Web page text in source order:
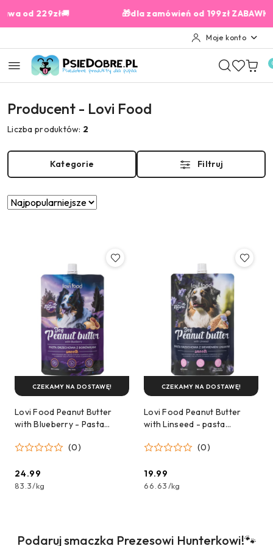
Przejdź do treści głównej
Przejdź do wyszukiwarki
Przejdź do moje konto
Przejdź do menu głównego
Przejdź do stopki
229zł🚚 🎁dla zamówień od 199zł ZABAWKA
Moje konto
Producent - Lovi Food
Liczba produktów: 2
Kategorie Filtruj
Zastosowano
Sortuj
Lovi Food Peanut Butter
with Blueberry - Pasta
Borówkami - 300g
(0)
Cena:
24.99
83.3/kg
CZEKAMY NA DOSTAWĘ!
Lovi Food Peanut Butter
with Linseed - pasta
siemieniem lnianym - 300g
(0)
Cena:
19.99
66.63/kg
CZEKAMY NA DOSTAWĘ!
Produkty
Podaruj smaczka Prezesowi Hunterkowi!🐾